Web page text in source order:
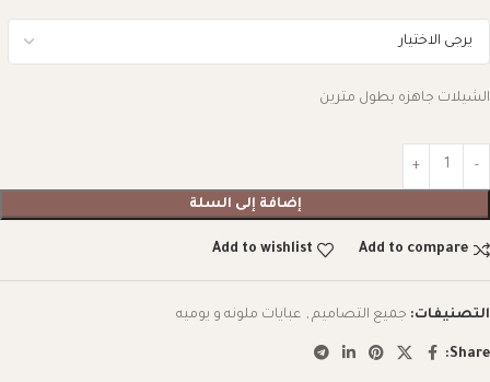
الشيلات جاهزه بطول مترين
إضافة إلى السلة
Add to compare
Add to wishlist
التصنيفات: جميع التصاميم , عبايات ملونه و يوميه
Share: